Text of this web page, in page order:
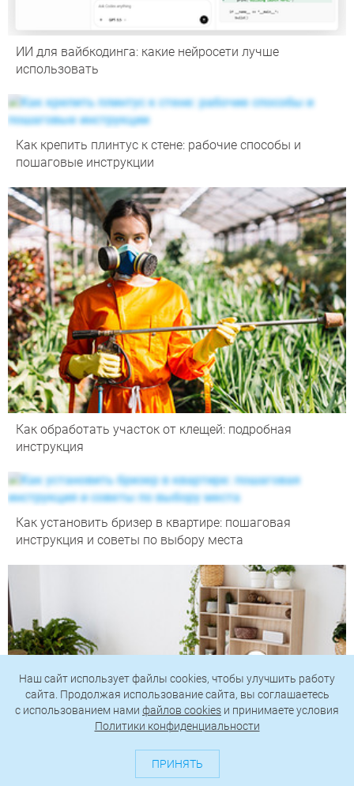
ИИ для вайбкодинга: какие нейросети лучше
использовать
Как крепить плинтус к стене: рабочие способы и
пошаговые инструкции
Как обработать участок от клещей: подробная
инструкция
Как установить бризер в квартире: пошаговая
инструкция и советы по выбору места
Наш сайт использует файлы cookies, чтобы улучшить работу
сайта. Продолжая использование сайта, вы соглашаетесь
c использованием нами файлов cookies и принимаете условия
Политики конфиденциальности
ПРИНЯТЬ